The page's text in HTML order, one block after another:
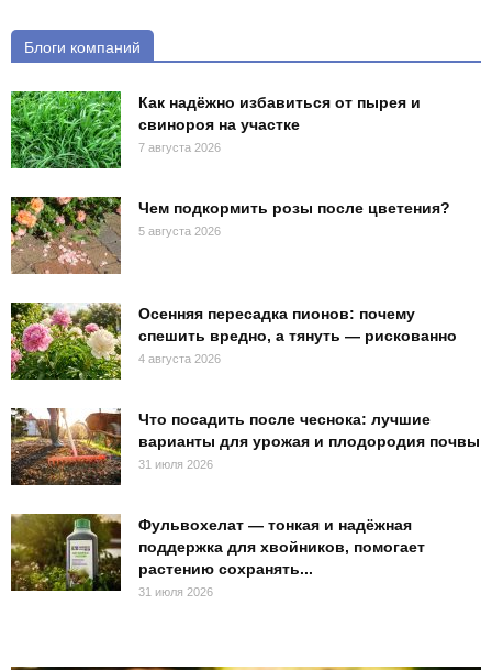
Блоги компаний
Как надёжно избавиться от пырея и
свинороя на участке
7 августа 2026
Чем подкормить розы после цветения?
5 августа 2026
Осенняя пересадка пионов: почему
спешить вредно, а тянуть — рискованно
4 августа 2026
Что посадить после чеснока: лучшие
варианты для урожая и плодородия почвы
31 июля 2026
Фульвохелат — тонкая и надёжная
поддержка для хвойников, помогает
растению сохранять...
31 июля 2026